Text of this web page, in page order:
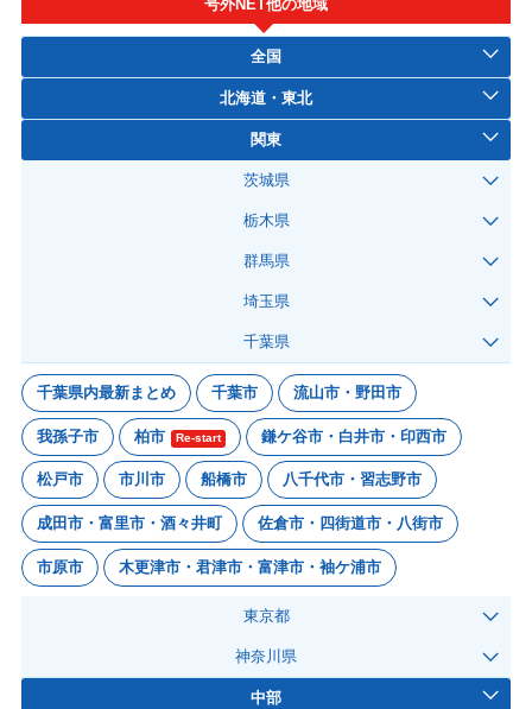
号外NET他の地域
全国
北海道・東北
関東
茨城県
栃木県
群馬県
埼玉県
千葉県
千葉県内最新まとめ 千葉市 流山市・野田市
我孫子市 柏市 Re-start 鎌ケ谷市・白井市・印西市
松戸市 市川市 船橋市 八千代市・習志野市
成田市・富里市・酒々井町 佐倉市・四街道市・八街市
市原市 木更津市・君津市・富津市・袖ケ浦市
東京都
神奈川県
中部